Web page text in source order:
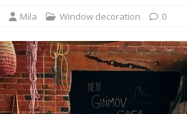
Mila Window decoration 0